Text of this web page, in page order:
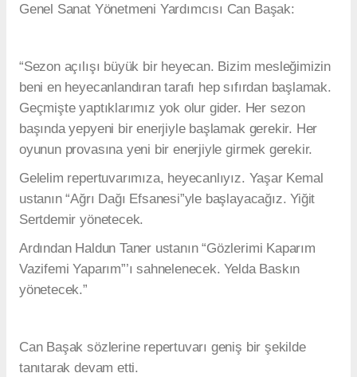
Genel Sanat Yönetmeni Yardımcısı Can Başak:
“Sezon açılışı büyük bir heyecan. Bizim mesleğimizin
beni en heyecanlandıran tarafı hep sıfırdan başlamak.
Geçmişte yaptıklarımız yok olur gider. Her sezon
başında yepyeni bir enerjiyle başlamak gerekir. Her
oyunun provasına yeni bir enerjiyle girmek gerekir.
Gelelim repertuvarımıza, heyecanlıyız. Yaşar Kemal
ustanın “Ağrı Dağı Efsanesi”yle başlayacağız. Yiğit
Sertdemir yönetecek.
Ardından Haldun Taner ustanın “Gözlerimi Kaparım
Vazifemi Yaparım”’ı sahnelenecek. Yelda Baskın
yönetecek.”
Can Başak sözlerine repertuvarı geniş bir şekilde
tanıtarak devam etti.